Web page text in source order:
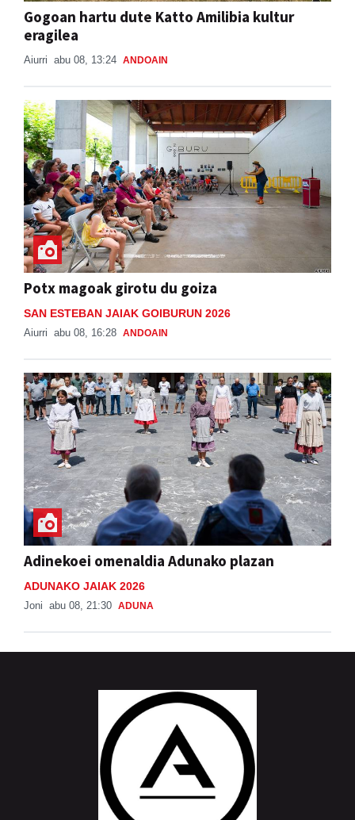
Gogoan hartu dute Katto Amilibia kultur
eragilea
Aiurri abu 08, 13:24 ANDOAIN
Potx magoak girotu du goiza
SAN ESTEBAN JAIAK GOIBURUN 2026
Aiurri abu 08, 16:28 ANDOAIN
Adinekoei omenaldia Adunako plazan
ADUNAKO JAIAK 2026
Joni abu 08, 21:30 ADUNA